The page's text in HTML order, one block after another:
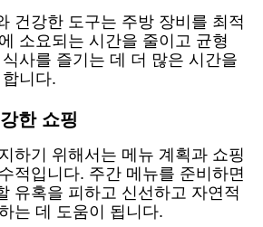
건강한 도구는 주방 장비를 최적
소요되는 시간을 줄이고 균형
사를 즐기는 데 더 많은 시간을
니다.
한 쇼핑
하기 위해서는 메뉴 계획과 쇼핑
적입니다. 주간 메뉴를 준비하면
유혹을 피하고 신선하고 자연적
는 데 도움이 됩니다.